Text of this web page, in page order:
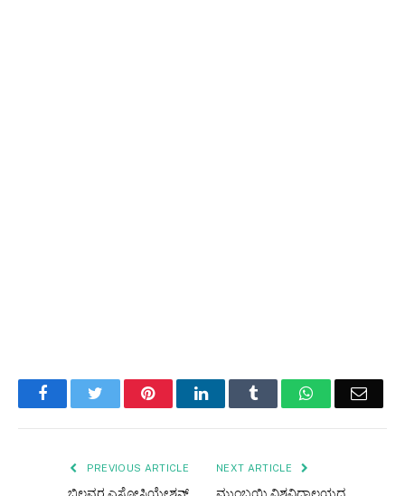
FacebookTwitter PinterestLinkedInTumblr WhatsAppEmail
PREVIOUS ARTICLE
ಬಿಲ್ಲವರ ಎಸೋಸಿಯೇಶನ್
NEXT ARTICLE
ಮುಂಬಯಿ ವಿಶ್ವವಿದ್ಯಾಲಯದ